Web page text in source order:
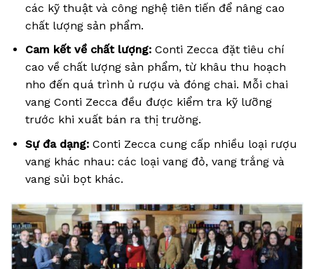
các kỹ thuật và công nghệ tiên tiến để nâng cao
chất lượng sản phẩm.
Cam kết về chất lượng:Conti Zecca đặt tiêu chí
cao về chất lượng sản phẩm, từ khâu thu hoạch
nho đến quá trình ủ rượu và đóng chai. Mỗi chai
vang Conti Zecca đều được kiểm tra kỹ lưỡng
trước khi xuất bán ra thị trường.
Sự đa dạng:Conti Zecca cung cấp nhiều loại rượu
vang khác nhau: các loại vang đỏ, vang trắng và
vang sủi bọt khác.